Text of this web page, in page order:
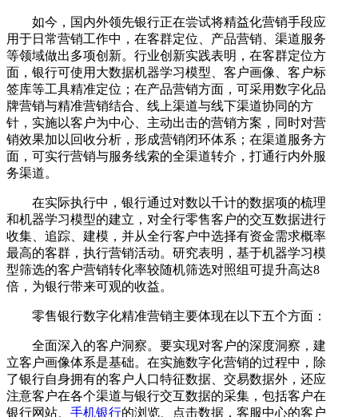
如今，国内外领先银行正在尝试将精益化营销手段应
用于日常营销工作中，在客群定位、产品营销、渠道服务
等领域做出多项创新。行业创新实践表明，在客群定位方
面，银行可使用大数据机器学习模型、客户画像、客户标
签库等工具精准定位；在产品营销方面，可采用数字化品
牌营销与精准营销结合、线上渠道与线下渠道协同的方
针，实施以客户为中心、主动出击的营销方案，同时对营
销效果加以回收分析，形成营销闭环体系；在渠道服务方
面，可实行营销与服务线索的全渠道转介，打通行内外服
务渠道。
在实际执行中，银行通过对数以千计的数据项的梳理
和机器学习模型的建立，对全行零售客户的交互数据进行
收集、追踪、建模，并从全行客户中选择有资金需求概率
最高的客群，执行营销活动。研究表明，基于机器学习模
型筛选的客户营销转化率较随机筛选对照组可提升高达8
倍，为银行带来可观的收益。
零售银行数字化精准营销主要体现在以下五个方面：
全面深入的客户洞察。要实现对客户的深度洞察，建
立客户画像体系是基础。在实施数字化营销的过程中，除
了银行自身拥有的客户人口特征数据、交易数据外，还应
注意客户在各个渠道与银行交互数据的采集，包括客户在
银行网站、 手机银行的浏览、点击数据，客服中心的客户